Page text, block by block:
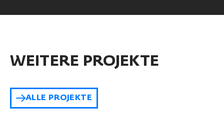
WEITERE PROJEKTE
ALLE PROJEKTE